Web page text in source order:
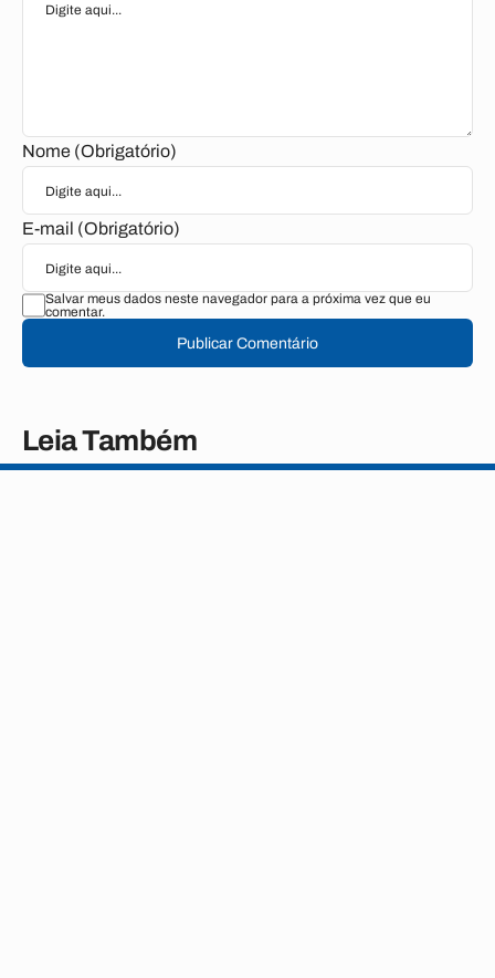
Nome (Obrigatório)
E-mail (Obrigatório)
Salvar meus dados neste navegador para a próxima vez que eu
comentar.
Publicar Comentário
Leia Também